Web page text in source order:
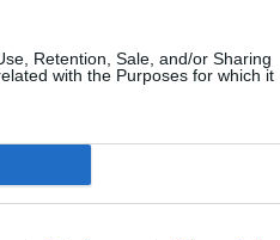
Retention, Sale, and/or Sharing
with the Purposes for which it
ja kolmen
ei
saa